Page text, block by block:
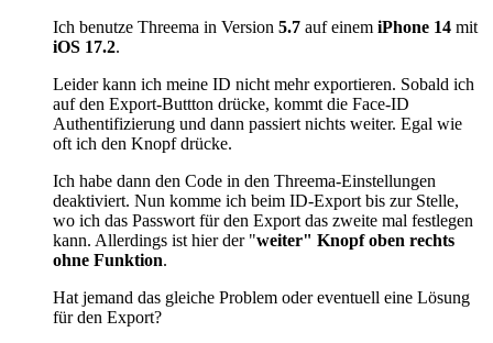
Ich benutze Threema in Version 5.7 auf einem iPhone 14 mit
iOS 17.2.
Leider kann ich meine ID nicht mehr exportieren. Sobald ich
auf den Export-Buttton drücke, kommt die Face-ID
Authentifizierung und dann passiert nichts weiter. Egal wie
oft ich den Knopf drücke.
Ich habe dann den Code in den Threema-Einstellungen
deaktiviert. Nun komme ich beim ID-Export bis zur Stelle,
wo ich das Passwort für den Export das zweite mal festlegen
kann. Allerdings ist hier der "weiter" Knopf oben rechts
ohne Funktion.
Hat jemand das gleiche Problem oder eventuell eine Lösung
für den Export?